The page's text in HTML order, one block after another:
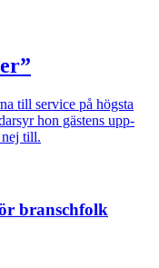
till service på högsta
hon gästens upp­
nej till.
branschfolk